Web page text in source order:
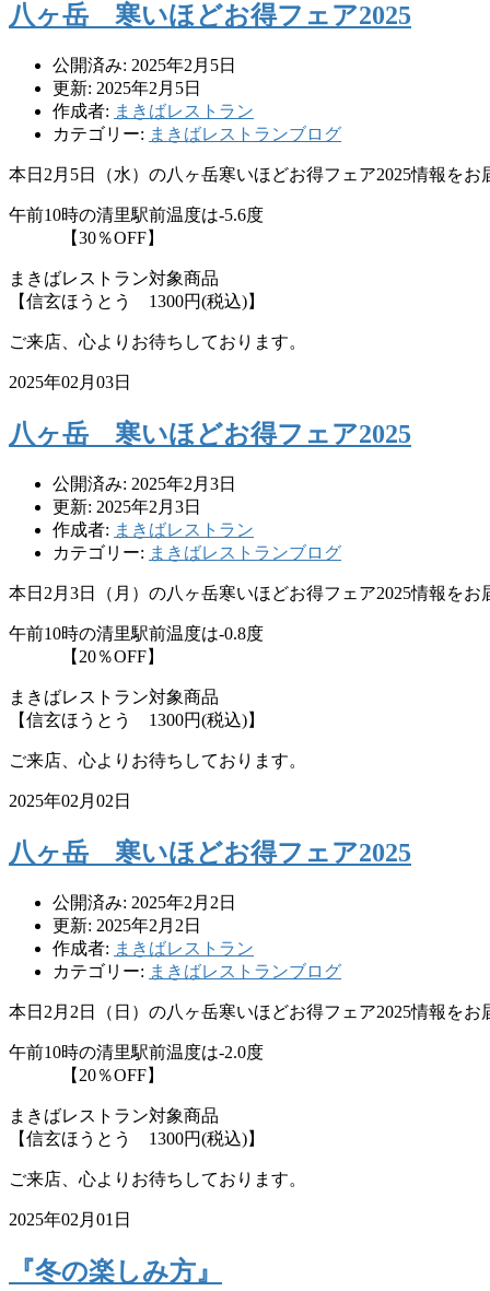
八ヶ岳 寒いほどお得フェア2025
公開済み: 2025年2月5日
更新: 2025年2月5日
作成者: まきばレストラン
カテゴリー: まきばレストランブログ
本日2月5日（水）の八ヶ岳寒いほどお得フェア2025情報をお
午前10時の清里駅前温度は-5.6度
【30％OFF】
まきばレストラン対象商品
【信玄ほうとう 1300円(税込)】
ご来店、心よりお待ちしております。
2025年02月03日
八ヶ岳 寒いほどお得フェア2025
公開済み: 2025年2月3日
更新: 2025年2月3日
作成者: まきばレストラン
カテゴリー: まきばレストランブログ
本日2月3日（月）の八ヶ岳寒いほどお得フェア2025情報をお
午前10時の清里駅前温度は-0.8度
【20％OFF】
まきばレストラン対象商品
【信玄ほうとう 1300円(税込)】
ご来店、心よりお待ちしております。
2025年02月02日
八ヶ岳 寒いほどお得フェア2025
公開済み: 2025年2月2日
更新: 2025年2月2日
作成者: まきばレストラン
カテゴリー: まきばレストランブログ
本日2月2日（日）の八ヶ岳寒いほどお得フェア2025情報をお
午前10時の清里駅前温度は-2.0度
【20％OFF】
まきばレストラン対象商品
【信玄ほうとう 1300円(税込)】
ご来店、心よりお待ちしております。
2025年02月01日
『冬の楽しみ方』